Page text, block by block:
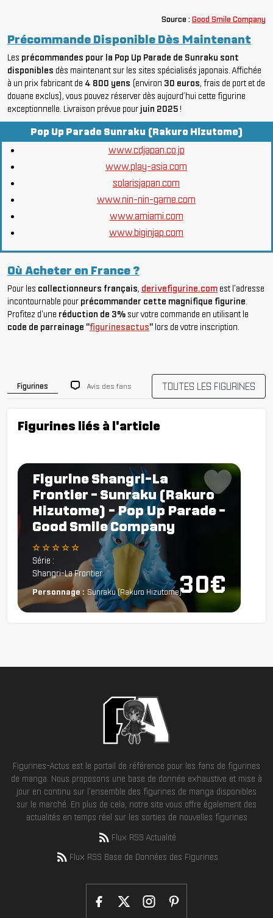
Source :Good Smile Company
Précommande Disponible Dès Maintenant
Les précommandes pour la Pop Up Parade de Sunraku sont
disponibles dès maintenant sur les sites spécialisés japonais. Affichée
à un prix fabricant de 4 800 yens (environ 30 euros, frais de port et de
douane exclus), vous pouvez réserver dès aujourd’hui cette figurine
exceptionnelle. Livraison prévue pour juin 2025 !
Pop Up Parade Sunraku (Rakuro Hizutome)
www.cdjapan.co.jp
www.play-asia.com
solarisjapan.com
www.nin-nin-game.com
www.amiami.com
www.biginjap.com
Où Acheter en France ?
Pour les collectionneurs français, derivefigurine.com est l'adresse
incontournable pour précommander cette magnifique figurine.
Profitez d'une réduction de 3% sur votre commande en utilisant le
code de parrainage "figurinesactus" lors de votre inscription.
Figurines Avis des fans TOUTES LES FIGURINES
Figurines liés à l'article
30€
Figurine Shangri-La
Frontier - Sunraku (Rakuro
Hizutome) - Pop Up Parade -
Good Smile Company
☆ ☆ ☆ ☆ ☆
Série :
Shangri-La Frontier
Personnage : Sunraku (Rakuro Hizutome)
Figurines-Actus est le portail de référence pour les fans de figurines
de manga. Nous proposons une base de donnée exhaustive et mise à
jour en continu sur l'ensemble des figurines de manga disponibles
sur le marché. En plus de cela, notre site vous offre également des
actualités en temps réel sur les sorties de nouvelles figurines
Flux RSS Actualité
Flux RSS Base de Données des Figurines